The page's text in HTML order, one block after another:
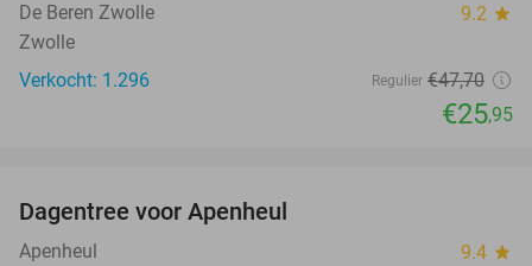
De Beren Zwolle 9.2 star
Zwolle
Verkocht: 1.296
Regulier €47,70
€25,95
Dagentree voor Apenheul
Apenheul 9.4 star